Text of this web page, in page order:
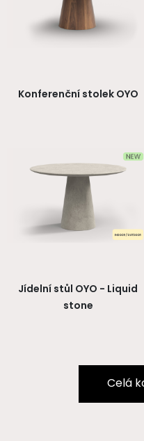
Konferenční stolek OYO
Jídelní stůl OYO - Liquid
stone
Celá